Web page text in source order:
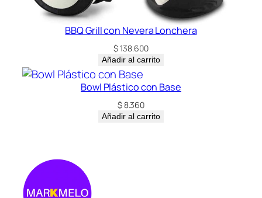
BBQ Grill con Nevera Lonchera
$138.600
Añadir al carrito
Bowl Plástico con Base
$8.360
Añadir al carrito